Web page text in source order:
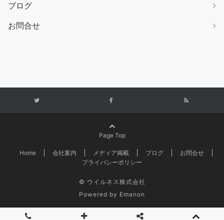
ブログ
お問合せ
Page Top
Home 会社案内 メディア掲載 ブログ
お問合せ
プライバシーポリシー
© ウイルネス株式会社
Powered by Emanon